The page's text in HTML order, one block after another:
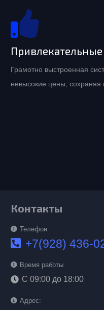
Грамотно выстроенная
невысокие цены, сохраняя
Контакты
Телефон
+7(928) 436-
Время работы
С 09:00 до 18:00
Адрес: